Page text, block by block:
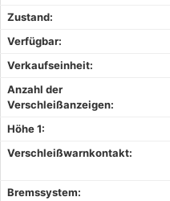
Zustand:
Verfügbar:
Verkaufseinheit:
Anzahl der
Verschleißanzeigen:
Höhe 1:
Verschleißwarnkontakt:
Bremssystem: